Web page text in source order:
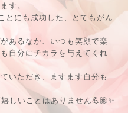
す。
とにも成功した、とてもがん
あるなか、いつも笑顔で楽
自分にチカラを与えてくれ
いただき、ますます自分も
しいことはありません💪🏽✨